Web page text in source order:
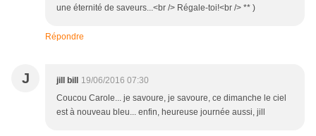
une éternité de saveurs...<br /> Régale-toi!<br /> ** )
Répondre
J jill bill
19/06/2016 07:30
Coucou Carole... je savoure, je savoure, ce dimanche le ciel
est à nouveau bleu... enfin, heureuse journée aussi, jill